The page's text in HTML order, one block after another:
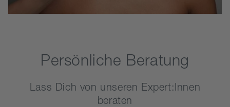
Persönliche Beratung
Lass Dich von unseren Expert:Innen
beraten